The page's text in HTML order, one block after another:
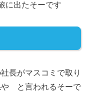
に出たそーです
長がマスコミで取り
と言われるそーで